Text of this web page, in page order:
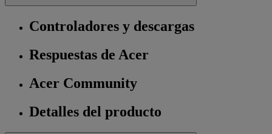
Controladores y descargas
Respuestas de Acer
Acer Community
Detalles del producto